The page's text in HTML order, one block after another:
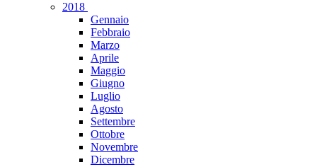
2018
Gennaio
Febbraio
Marzo
Aprile
Maggio
Giugno
Luglio
Agosto
Settembre
Ottobre
Novembre
Dicembre